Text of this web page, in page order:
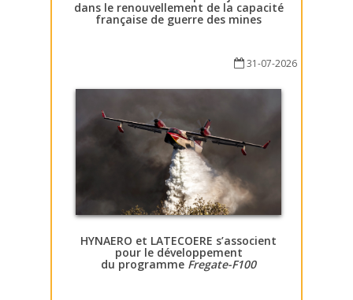
dans le renouvellement de la capacité
française de guerre des mines
31-07-2026
HYNAERO et LATECOERE s’associent
pour le développement
du programme Fregate-F100